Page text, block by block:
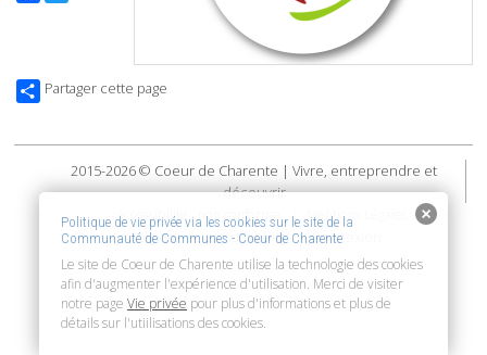
Partager cette page
2015-2026 © Coeur de Charente | Vivre, entreprendre et
découvrir
Accessibilité : non conforme
Mentions Légales
Politique de confidentialité
Connexion
Politique de vie privée via les cookies sur le site de la
Communauté de Communes - Coeur de Charente
Le site de Coeur de Charente utilise la technologie des cookies
afin d'augmenter l'expérience d'utilisation. Merci de visiter
notre page Vie privée pour plus d'informations et plus de
détails sur l'utiilisations des cookies.